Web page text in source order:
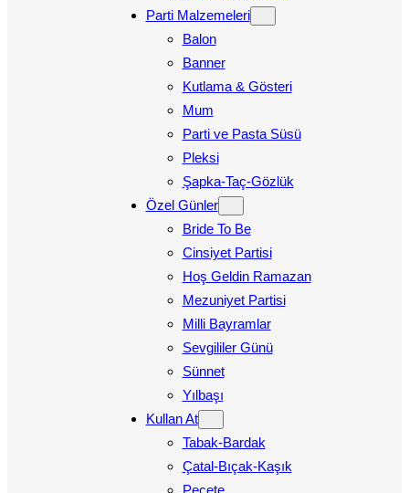
Parti Malzemeleri
Balon
Banner
Kutlama & Gösteri
Mum
Parti ve Pasta Süsü
Pleksi
Şapka-Taç-Gözlük
Özel Günler
Bride To Be
Cinsiyet Partisi
Hoş Geldin Ramazan
Mezuniyet Partisi
Milli Bayramlar
Sevgililer Günü
Sünnet
Yılbaşı
Kullan At
Tabak-Bardak
Çatal-Bıçak-Kaşık
Peçete